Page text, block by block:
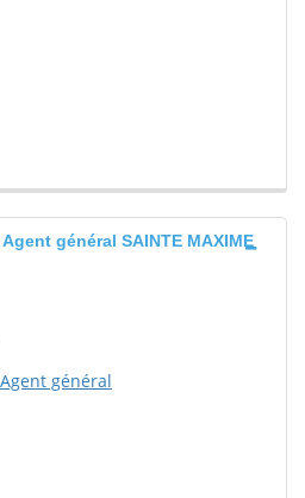
général SAINTE MAXIME
général